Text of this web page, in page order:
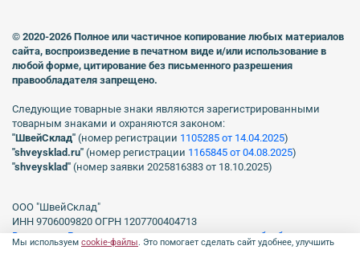
© 2020-2026 Полное или частичное копирование любых материалов
сайта, воспроизведение в печатном виде и/или использование в
любой форме, цитирование без письменного разрешения
правообладателя запрещено.
Следующие товарные знаки являются зарегистрированными
товарным знаками и охраняются законом:
"ШвейСклад" (номер регистрации 1105285 от 14.04.2025)
"shveуsklad.ru" (номер регистрации 1165845 от 04.08.2025)
"shveysklad" (номер заявки 2025816383 от 18.10.2025)
ООО "ШвейСклад"
ИНН 9706009820 ОГРН 1207700404713
Включен в Реестр операторов, осуществляющих обработку
персональных данных Роскомнадзора рег. № 77-23-150255, Приказ
Мы используем cookie-файлы. Это помогает сделать сайт удобнее, улучшить